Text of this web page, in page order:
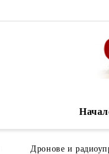
Дронове и